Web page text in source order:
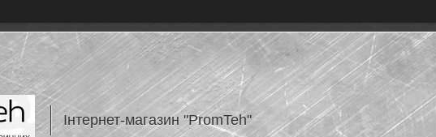
Інтернет-магазин "PromTeh"